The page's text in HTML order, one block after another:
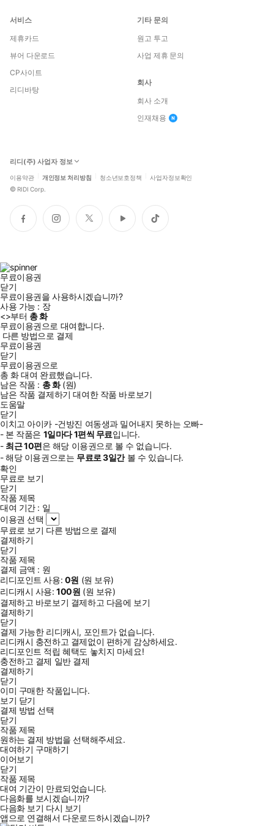
서비스
제휴카드
뷰어 다운로드
CP사이트
리디바탕
기타 문의
원고 투고
사업 제휴 문의
회사
회사 소개
인재채용
리디(주) 사업자 정보
이용약관 개인정보 처리방침 청소년보호정책 사업자정보확인
© RIDI Corp.
페
이
인
스
트
위
유
튜
틱
톡
무료이용권
닫기
무료이용권을 사용하시겠습니까?
사용 가능 : 장
<>부터 총화
무료이용권으로 대여합니다.
다른 방법으로 결제
무료이용권
닫기
무료이용권으로
총 화대여 완료했습니다.
남은 작품 : 총화(원)
남은 작품 결제하기 대여한 작품 바로보기
도움말
닫기
이치고 아이카 -건방진 여동생과 밀어내지 못하는 오빠-
- 본 작품은 1일마다1편씩 무료입니다.
- 최근10편은 해당 이용권으로 볼 수 없습니다.
- 해당 이용권으로는 무료로3일간볼 수 있습니다.
확인
무료로 보기
닫기
작품 제목
대여 기간 : 일
이용권 선택
무료로 보기 다른 방법으로 결제
결제하기
닫기
작품 제목
결제 금액 : 원
리디포인트 사용: 0원 (원 보유)
리디캐시 사용:100원 (원 보유)
결제하고 바로보기 결제하고 다음에 보기
결제하기
닫기
결제 가능한 리디캐시, 포인트가 없습니다.
리디캐시 충전하고 결제없이 편하게 감상하세요.
리디포인트 적립 혜택도 놓치지 마세요!
충전하고 결제 일반 결제
결제하기
닫기
이미 구매한 작품입니다.
보기 닫기
결제 방법 선택
닫기
작품 제목
원하는 결제 방법을 선택해주세요.
대여하기 구매하기
이어보기
닫기
작품 제목
대여 기간이 만료되었습니다.
다음화를 보시겠습니까?
다음화 보기 다시 보기
앱으로 연결해서 다운로드하시겠습니까?